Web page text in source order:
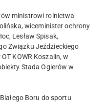
ministrowi rolnictwa
wiceminister ochrony
Lesław Spisak,
Związku Jeździeckiego
KOWR Koszalin, w
Stada Ogierów w
Boru do sportu